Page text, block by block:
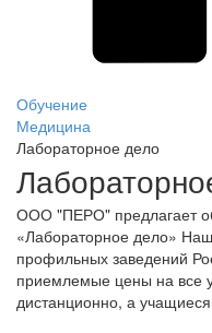
Обучение
Медицина
Лабораторное дело
ООО "ПЕРО" предлагает
«Лабораторное дело»
профильных заведений
приемлемые цены на все
дистанционно, а